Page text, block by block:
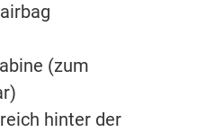
(zum
hinter der